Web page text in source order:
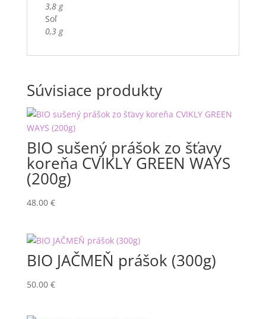
3,8 g
Soľ
0,3 g
Súvisiace produkty
BIO sušený prášok zo šťavy
koreňa CVIKLY GREEN WAYS
(200g)
48.00 €
BIO JAČMEŇ prášok (300g)
50.00 €